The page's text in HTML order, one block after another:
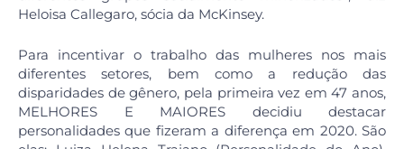
Heloisa Callegaro, sócia da McKinsey.
Para incentivar o trabalho das mulheres nos mais
diferentes setores, bem como a redução das
disparidades de gênero, pela primeira vez em 47 anos,
MELHORES E MAIORES decidiu destacar
personalidades que fizeram a diferença em 2020. São